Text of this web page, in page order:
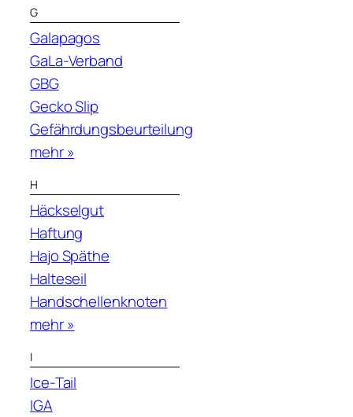
G
Galapagos
GaLa-Verband
GBG
Gecko Slip
Gefährdungsbeurteilung
mehr »
H
Häckselgut
Haftung
Hajo Späthe
Halteseil
Handschellenknoten
mehr »
I
Ice-Tail
IGA